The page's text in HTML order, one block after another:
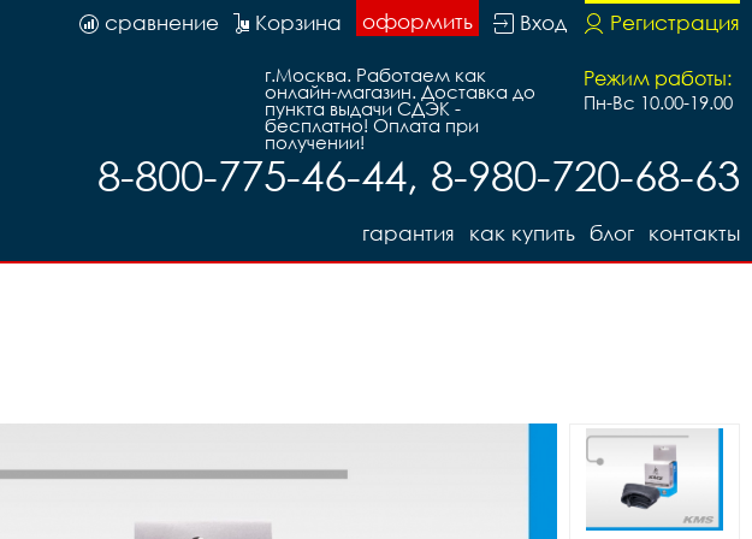
Регистрация
Вход
оформить
Корзина
сравнение
Режим работы:
Пн-Вс 10.00-19.00
г.Москва. Работаем как
онлайн-магазин. Доставка до
пункта выдачи СДЭК -
бесплатно! Оплата при
получении!
8-800-775-46-44, 8-980-720-68-63
контакты
блог
как купить
гарантия